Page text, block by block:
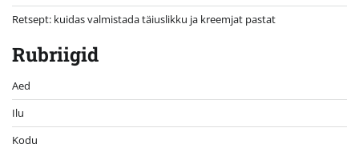
Retsept: kuidas valmistada täiuslikku ja kreemjat pastat
Rubriigid
Aed
Ilu
Kodu